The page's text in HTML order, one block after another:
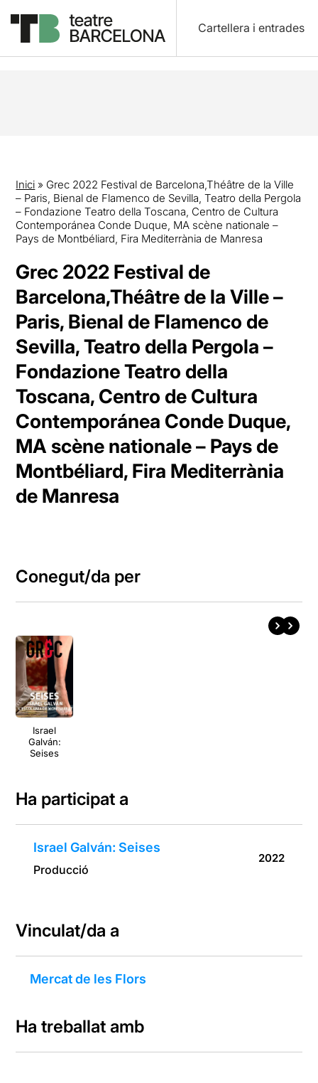
Cartellera i entrades
Inici » Grec 2022 Festival de Barcelona,Théâtre de la Ville
– Paris, Bienal de Flamenco de Sevilla, Teatro della Pergola
– Fondazione Teatro della Toscana, Centro de Cultura
Contemporánea Conde Duque, MA scène nationale –
Pays de Montbéliard, Fira Mediterrània de Manresa
Grec 2022 Festival de
Barcelona,Théâtre de la Ville –
Paris, Bienal de Flamenco de
Sevilla, Teatro della Pergola –
Fondazione Teatro della
Toscana, Centro de Cultura
Contemporánea Conde Duque,
MA scène nationale – Pays de
Montbéliard, Fira Mediterrània
de Manresa
Conegut/da per
Israel
Galván:
Seises
Ha participat a
Israel Galván: Seises
Producció
2022
Vinculat/da a
Mercat de les Flors
Ha treballat amb